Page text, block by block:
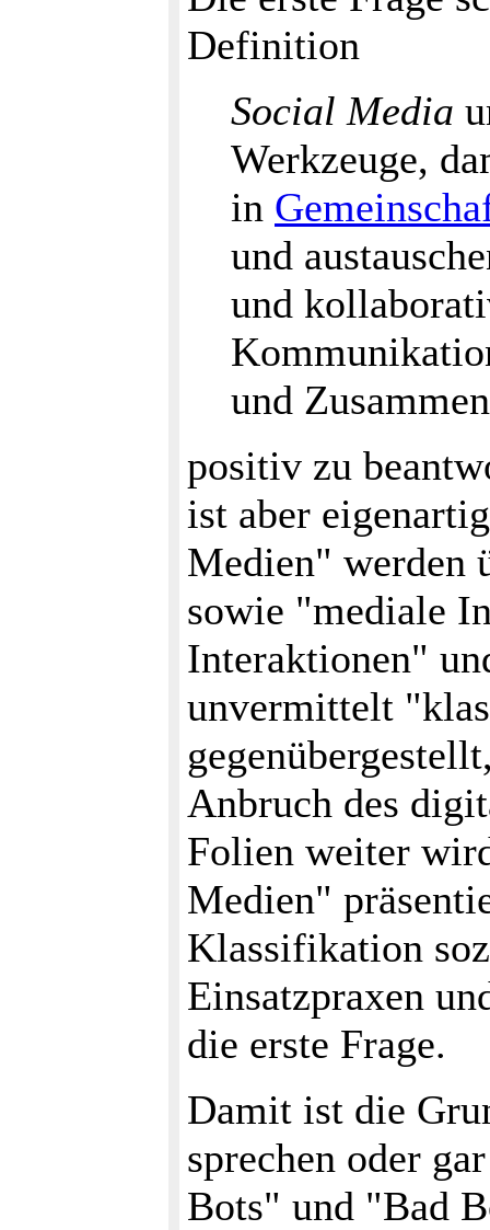
Definition
Social Media
Werkzeuge,
in
und
und
und
positiv zu
ist aber
Medien" werden
sowie "mediale
Interaktionen"
unvermittelt
Anbruch des
Folien weiter
Medien"
Klassifikation
Einsatzpraxen
die erste Frage.
Damit ist die
sprechen oder
Bots" und "Bad